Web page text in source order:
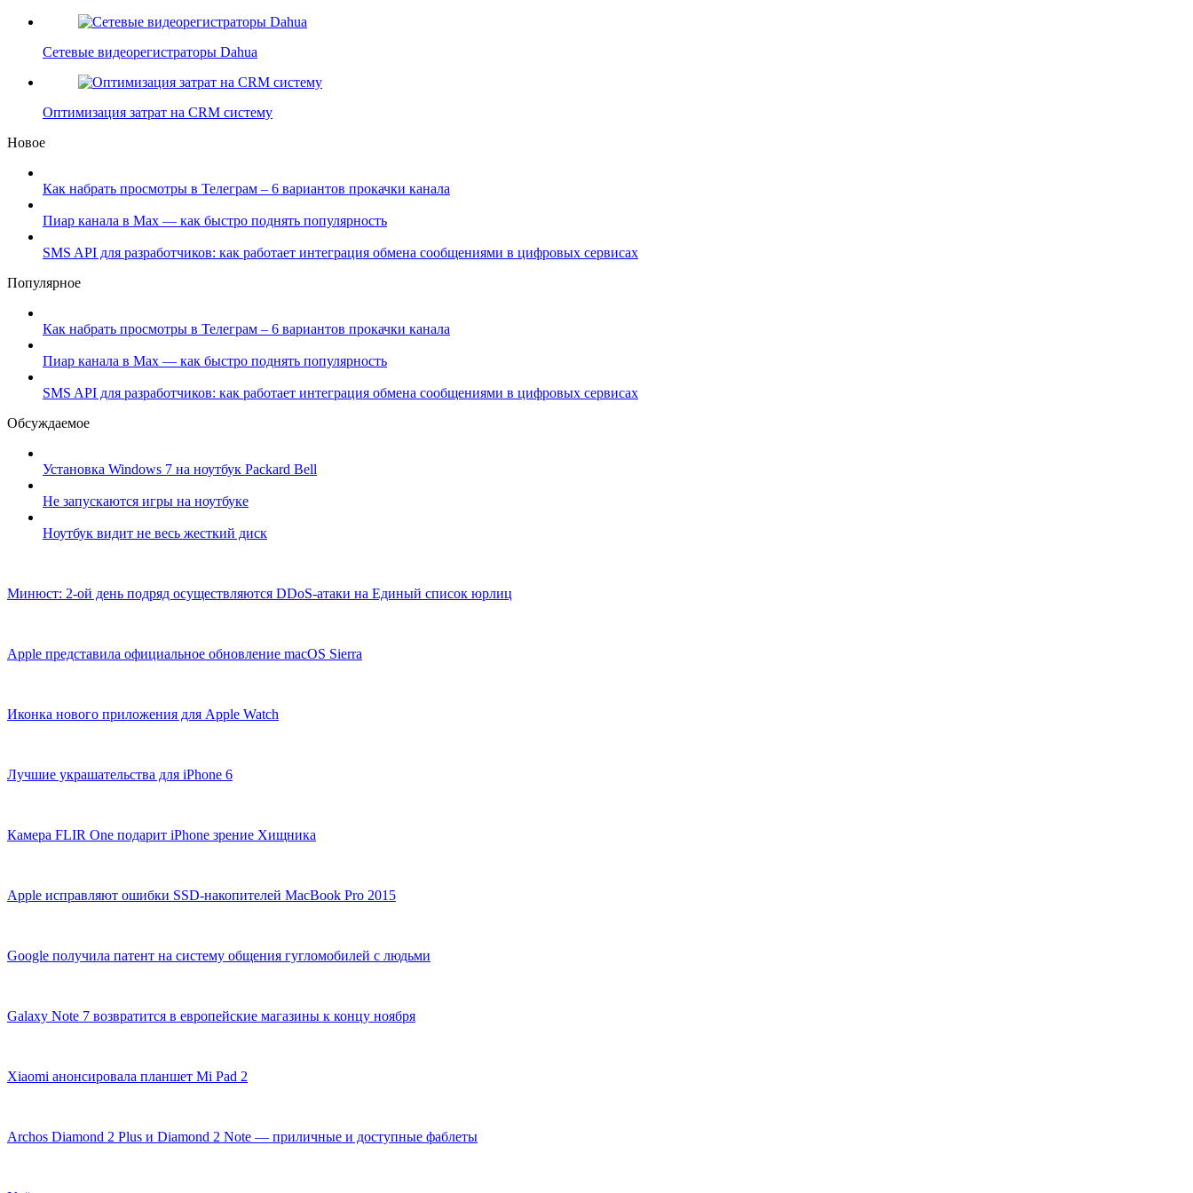
Сетевые видеорегистраторы Dahua
Оптимизация затрат на CRM систему
Новое
Как набрать просмотры в Телеграм – 6 вариантов прокачки канала
Пиар канала в Max — как быстро поднять популярность
SMS API для разработчиков: как работает интеграция обмена сообщениями в цифровых сервисах
Популярное
Как набрать просмотры в Телеграм – 6 вариантов прокачки канала
Пиар канала в Max — как быстро поднять популярность
SMS API для разработчиков: как работает интеграция обмена сообщениями в цифровых сервисах
Обсуждаемое
Установка Windows 7 на ноутбук Packard Bell
Не запускаются игры на ноутбуке
Ноутбук видит не весь жесткий диск
Минюст: 2-ой день подряд осуществляются DDоS-атаки на Единый список юрлиц
Apple представила официальное обновление macOS Sierra
Иконка нового приложения для Apple Watch
Лучшие украшательства для iPhone 6
Камера FLIR One подарит iPhone зрение Хищника
Apple исправляют ошибки SSD-накопителей MacBook Pro 2015
Google получила патент на систему общения гугломобилей с людьми
Galaxy Note 7 возвратится в европейские магазины к концу ноября
Xiaomi анонсировала планшет Mi Pad 2
Archos Diamond 2 Plus и Diamond 2 Note — приличные и доступные фаблеты